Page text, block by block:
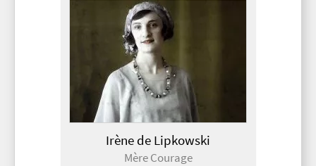
Irène de Lipkowski
Mère Courage